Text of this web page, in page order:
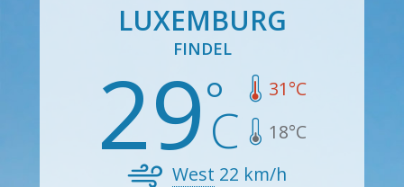
LUXEMBURG
FINDEL
29 31°C
18°C
West 22 km/h